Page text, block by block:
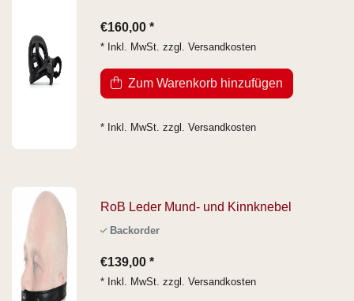
€160,00 *
* Inkl. MwSt. zzgl. Versandkosten
Zum Warenkorb hinzufügen
* Inkl. MwSt. zzgl. Versandkosten
RoB Leder Mund- und Kinnknebel
Backorder
€139,00 *
* Inkl. MwSt. zzgl. Versandkosten